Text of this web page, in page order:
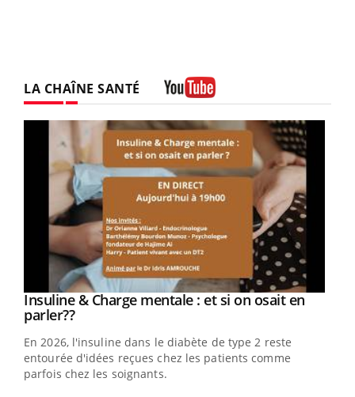
LA CHAÎNE SANTÉ
Youtube
Insuline & Charge mentale : et si on osait en
parler??Youtube
En 2026, l'insuline dans le diabète de type 2 reste
entourée d'idées reçues chez les patients comme
parfois chez les soignants.